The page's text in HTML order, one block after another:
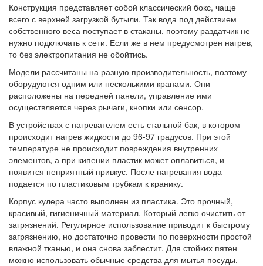
Конструкция представляет собой классический бокс, чаще
всего с верхней загрузкой бутыли. Так вода под действием
собственного веса поступает в стаканы, поэтому раздатчик не
нужно подключать к сети. Если же в нем предусмотрен нагрев,
то без электропитания не обойтись.
Модели рассчитаны на разную производительность, поэтому
оборудуются одним или несколькими кранами. Они
расположены на передней панели, управление ими
осуществляется через рычаги, кнопки или сенсор.
В устройствах с нагревателем есть стальной бак, в котором
происходит нагрев жидкости до 96-97 градусов. При этой
температуре не происходит повреждения внутренних
элементов, а при кипении пластик может оплавиться, и
появится неприятный привкус. После нагревания вода
подается по пластиковым трубкам к кранику.
Корпус кулера часто выполнен из пластика. Это прочный,
красивый, гигиеничный материал. Который легко очистить от
загрязнений. Регулярное использование приводит к быстрому
загрязнению, но достаточно провести по поверхности простой
влажной тканью, и она снова заблестит. Для стойких пятен
можно использовать обычные средства для мытья посуды.